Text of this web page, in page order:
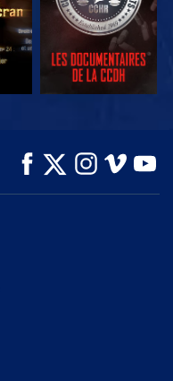
DÉCOUVRIR LES
SÉRIES